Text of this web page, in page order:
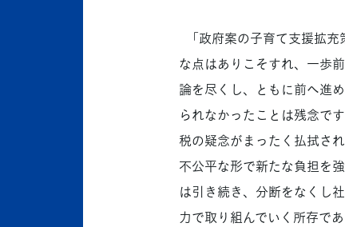
「政府案の子育て支援拡
な点はありこそすれ、一歩
論を尽くし、ともに前へ進
られなかったことは残念で
税の疑念がまったく払拭さ
不公平な形で新たな負担を
は引き続き、分断をなくし
力で取り組んでいく所存で